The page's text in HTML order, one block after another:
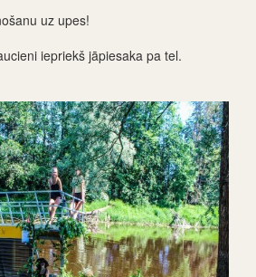
uz upes!
iepriekš jāpiesaka pa tel.